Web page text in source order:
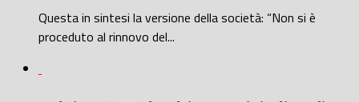
Questa in sintesi la versione della società: “Non si è
proceduto al rinnovo del...